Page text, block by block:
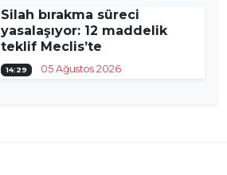
Silah bırakma süreci
yasalaşıyor: 12 maddelik
teklif Meclis’te
14:29 05 Ağustos 2026